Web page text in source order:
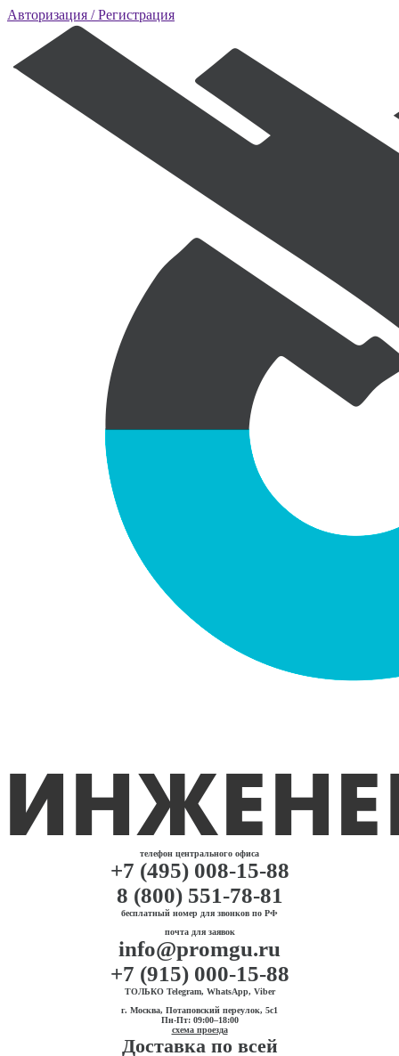
Авторизация / Регистрация
телефон центрального офиса
+7 (495) 008-15-88
8 (800) 551-78-81
бесплатный номер для звонков по РФ
почта для заявок
info@promgu.ru
+7 (915) 000-15-88
ТОЛЬКО Telegram, WhatsApp, Viber
г. Москва, Потаповский переулок, 5с1
Пн-Пт: 09:00–18:00
схема проезда
Доставка по всей